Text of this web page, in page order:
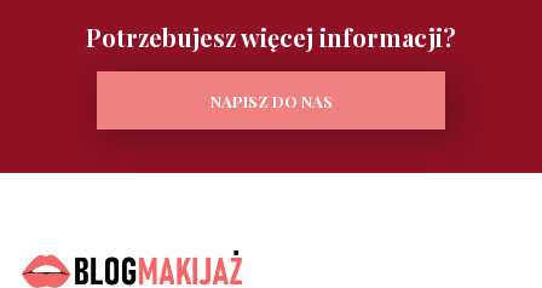
Potrzebujesz więcej informacji?
NAPISZ DO NAS